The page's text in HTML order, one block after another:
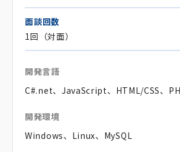
面談回数
1回（対面）
開発言語
C#.net、JavaScript、HTML/CSS、
開発環境
Windows、Linux、MySQL